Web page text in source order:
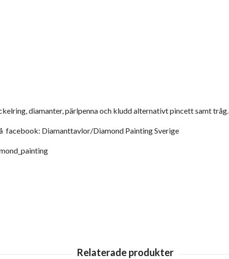
diamanter, pärlpenna och kludd alternativt pincett samt tråg.
facebook: Diamanttavlor/Diamond Painting Sverige